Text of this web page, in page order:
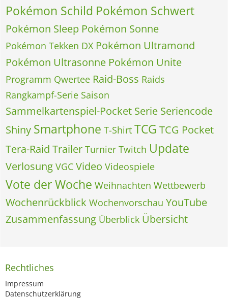
Pokémon Schild Pokémon Schwert
Pokémon Sleep Pokémon Sonne
Pokémon Tekken DX Pokémon Ultramond
Pokémon Ultrasonne Pokémon Unite
Programm Qwertee Raid-Boss Raids
Rangkampf-Serie Saison
Sammelkartenspiel-Pocket Serie Seriencode
Shiny Smartphone T-Shirt TCG TCG Pocket
Tera-Raid Trailer Turnier Twitch Update
Verlosung VGC Video Videospiele
Vote der Woche Weihnachten Wettbewerb
Wochenrückblick Wochenvorschau YouTube
Zusammenfassung Überblick Übersicht
Rechtliches
Impressum
Datenschutzerklärung